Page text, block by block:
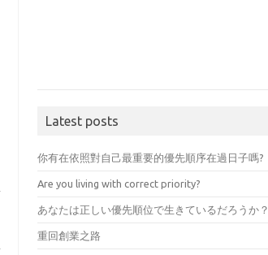
Latest posts
你有在依照對自己最重要的優先順序在過日子嗎?
Are you living with correct priority?
あなたは正しい優先順位で生きているだろうか？
重回創業之路